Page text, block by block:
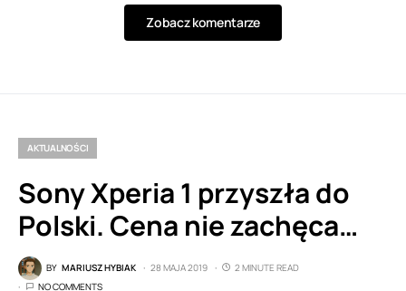
Zobacz komentarze
AKTUALNOŚCI
Sony Xperia 1 przyszła do
Polski. Cena nie zachęca…
BY MARIUSZ HYBIAK 28 MAJA 2019
2 MINUTE READ
NO COMMENTS